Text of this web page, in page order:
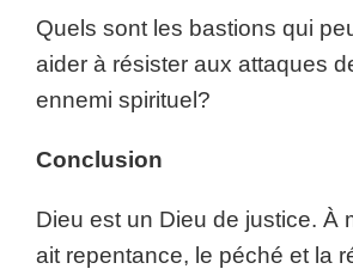
Quels sont les bastions qui
aider à résister aux attaques
ennemi spirituel?
Conclusion
Dieu est un Dieu de justice. À
ait repentance, le péché et la